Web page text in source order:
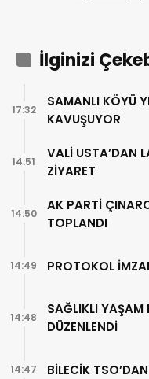
İlginizi
SAMANLI KÖYÜ
KAVUŞUYOR
17:32
VALİ USTA’DAN
ZİYARET
14:51
AK PARTİ
TOPLANDI
14:50
PROTOKOL
14:49
SAĞLIKLI YAŞAM
DÜZENLENDİ
14:48
BİLECİK
14:47